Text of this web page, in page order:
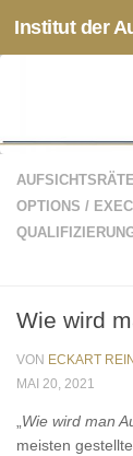
Zum Inhalt
Institut der
AUFSICHTSRÄTE
OPTIONS /
Wie wird
VON ECKART
MAI 20, 2021
„Wie wird man
meisten